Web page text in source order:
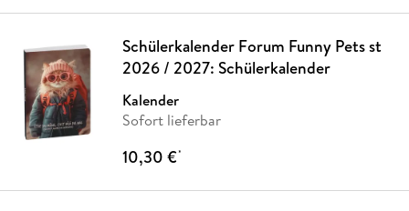
Schülerkalender Forum Funny Pets st
2026 / 2027: Schülerkalender
Kalender
Sofort lieferbar
10,30 €*